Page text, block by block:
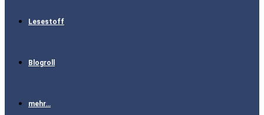
Lesestoff
Blogroll
mehr…